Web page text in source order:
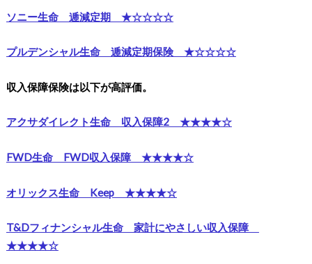
ソニー生命 逓減定期 ★☆☆☆☆
プルデンシャル生命 逓減定期保険 ★☆☆☆☆
収入保障保険は以下が高評価。
アクサダイレクト生命 収入保障2 ★★★★☆
FWD生命 FWD収入保障 ★★★★☆
オリックス生命 Keep ★★★★☆
T&Dフィナンシャル生命 家計にやさしい収入保障
★★★★☆